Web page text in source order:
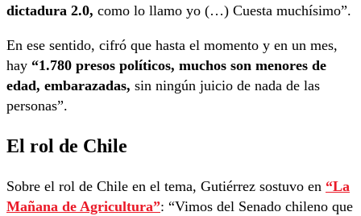
dictadura 2.0, como lo llamo yo (…) Cuesta muchísimo”.
En ese sentido, cifró que hasta el momento y en un mes,
hay “1.780 presos políticos, muchos son menores de
edad, embarazadas, sin ningún juicio de nada de las
personas”.
El rol de Chile
Sobre el rol de Chile en el tema, Gutiérrez sostuvo en “La
Mañana de Agricultura”: “Vimos del Senado chileno que